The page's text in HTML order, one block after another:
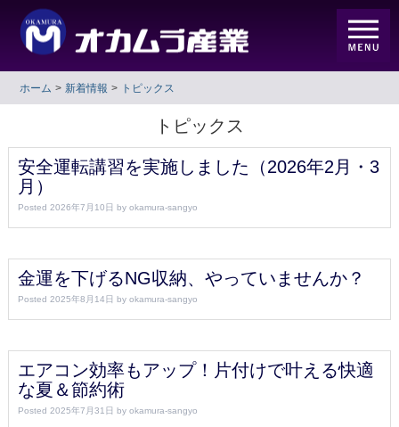
ホーム 新着情報 トピックス
トピックス
安全運転講習を実施しました（2026年2月・3
月）
Posted 2026年7月10日 by okamura-sangyo
金運を下げるNG収納、やっていませんか？
Posted 2025年8月14日 by okamura-sangyo
エアコン効率もアップ！片付けで叶える快適
な夏＆節約術
Posted 2025年7月31日 by okamura-sangyo